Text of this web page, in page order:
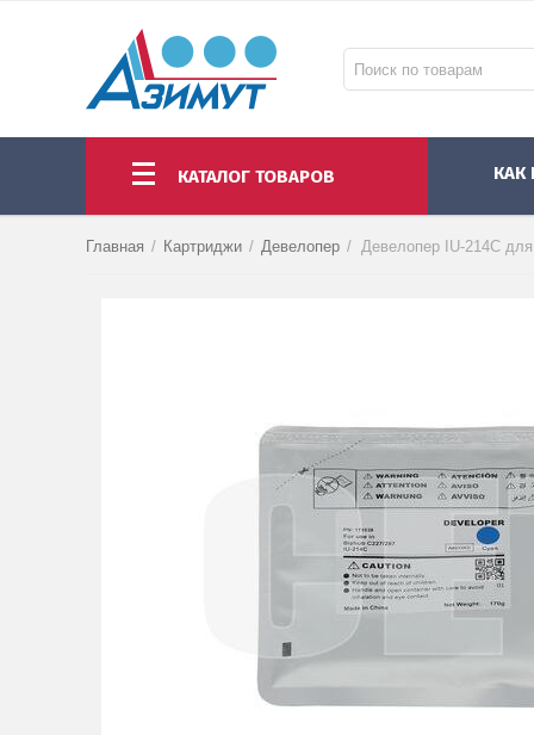
КАТАЛОГ ТОВАРОВ КАК
Главная / Картриджи / Девелопер /